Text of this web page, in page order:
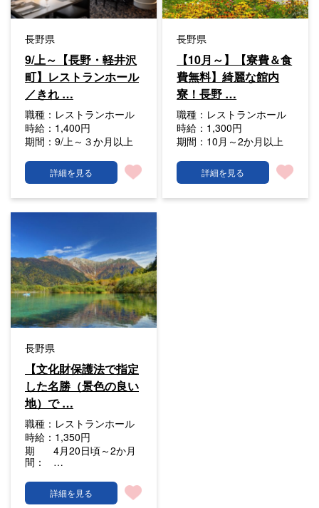
長野県
9/上～【長野・軽井沢
町】レストランホール
／きれ …
職種： レストランホール
時給： 1,400円
期間： 9/上～３か月以上
詳細を見る
長野県
【10月～】【寮費＆食
費無料】綺麗な館内
寮！長野 …
職種： レストランホール
時給： 1,300円
期間： 10月～2か月以上
詳細を見る
長野県
【文化財保護法で指定
した名勝（景色の良い
地）で …
職種： レストランホール
時給： 1,350円
期
間：
4月20日頃～2か月
…
詳細を見る